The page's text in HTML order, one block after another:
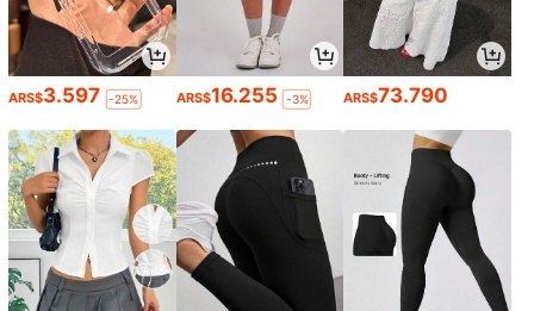
ARS$3.597 -25% ARS$16.255 -3% ARS$73.790